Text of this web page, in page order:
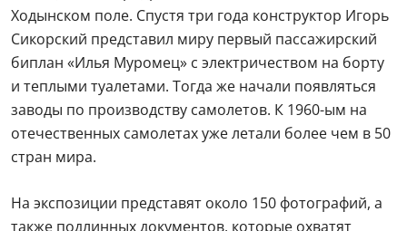
Ходынском поле. Спустя три года конструктор Игорь
Сикорский представил миру первый пассажирский
биплан «Илья Муромец» с электричеством на борту
и теплыми туалетами. Тогда же начали появляться
заводы по производству самолетов. К 1960-ым на
отечественных самолетах уже летали более чем в 50
стран мира.
На экспозиции представят около 150 фотографий, а
также подлинных документов, которые охватят